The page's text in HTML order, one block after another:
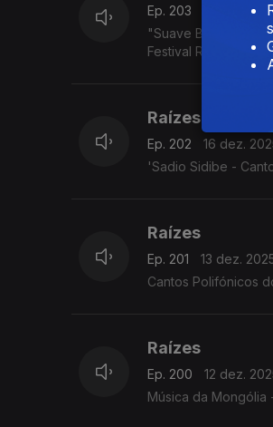
Ep. 203
17 dez.
"Suave Bruta - Eda
Festival Rudolstadt.
Raízes
Ep. 202
16 dez.
'Sadio Sidibe -
Raízes
Ep. 201
13 dez.
Cantos Polifónicos
Raízes
Ep. 200
12 dez.
Música da Mongólia